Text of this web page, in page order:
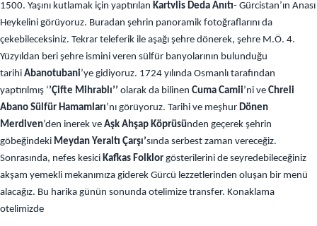
1500. Yaşını kutlamak için yaptırılan Kartvlis Deda Anıtı- Gürcistan’ın Anası
Heykelini görüyoruz. Buradan şehrin panoramik fotoğraflarını da
çekebileceksiniz. Tekrar teleferik ile aşağı şehre dönerek, şehre M.Ö. 4.
Yüzyıldan beri şehre ismini veren sülfür banyolarının bulunduğu
tarihi Abanotubani’ye gidiyoruz. 1724 yılında Osmanlı tarafından
yaptırılmış ‘’Çifte Mihrablı’’ olarak da bilinen Cuma Camii’ni ve Chreli
Abano Sülfür Hamamları’nı görüyoruz. Tarihi ve meşhur Dönen
Merdiven’den inerek ve Aşk Ahşap Köprüsünden geçerek şehrin
göbeğindeki Meydan Yeraltı Çarşı’sında serbest zaman vereceğiz.
Sonrasında, nefes kesici Kafkas Folklor gösterilerini de seyredebileceğiniz
akşam yemekli mekanımıza giderek Gürcü lezzetlerinden oluşan bir menü
alacağız. Bu harika günün sonunda otelimize transfer. Konaklama
otelimizde